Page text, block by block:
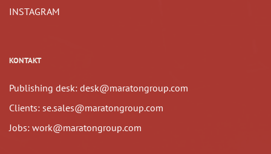
INSTAGRAM
KONTAKT
Publishing desk: desk@maratongroup.com
Clients: se.sales@maratongroup.com
Jobs: work@maratongroup.com